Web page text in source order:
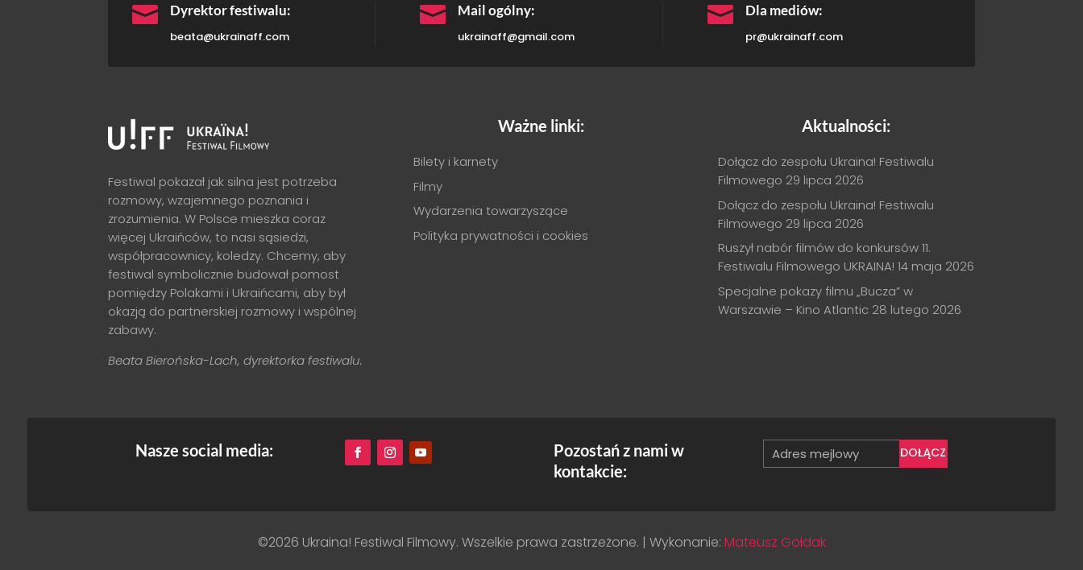
 Dyrektor festiwalu:
beata@ukrainaff.com
 Mail ogólny:
ukrainaff@gmail.com
 Dla mediów:
pr@ukrainaff.com
Festiwal pokazał jak silna jest potrzeba
rozmowy, wzajemnego poznania i
zrozumienia. W Polsce mieszka coraz
więcej Ukraińców, to nasi sąsiedzi,
współpracownicy, koledzy. Chcemy, aby
festiwal symbolicznie budował pomost
pomiędzy Polakami i Ukraińcami, aby był
okazją do partnerskiej rozmowy i wspólnej
zabawy.
Beata Bierońska-Lach, dyrektorka festiwalu.
Ważne linki:
Bilety i karnety
Filmy
Wydarzenia towarzyszące
Polityka prywatności i cookies
Aktualności:
Dołącz do zespołu Ukraina! Festiwalu
Filmowego 29 lipca 2026
Dołącz do zespołu Ukraina! Festiwalu
Filmowego 29 lipca 2026
Ruszył nabór filmów do konkursów 11.
Festiwalu Filmowego UKRAINA! 14 maja 2026
Specjalne pokazy filmu „Bucza” w
Warszawie – Kino Atlantic 28 lutego 2026
Nasze social media:
Pozostań z nami w
kontakcie:
DOŁĄCZ
©2026 Ukraina! Festiwal Filmowy. Wszelkie prawa zastrzeżone. | Wykonanie: Mateusz Gołdak